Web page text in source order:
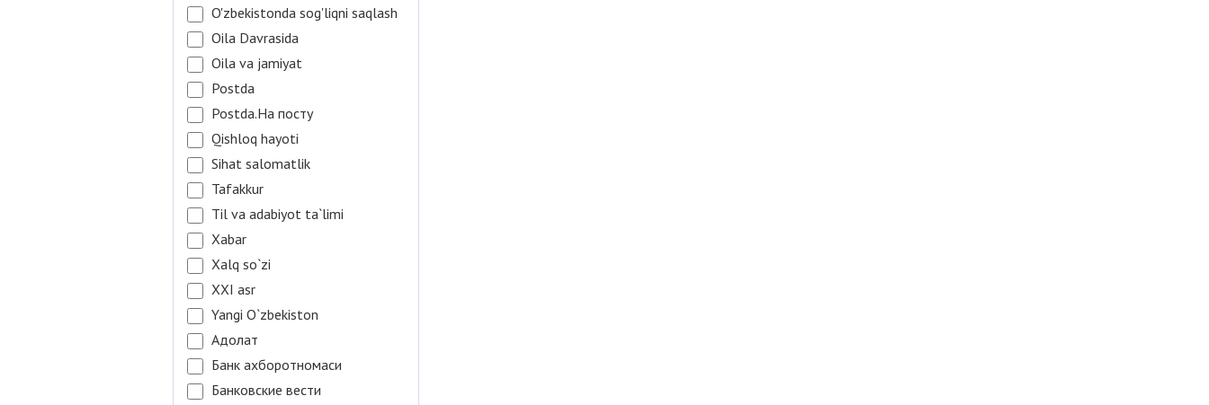
O'zbekistonda sog'liqni saqlash
Oila Davrasida
Oila va jamiyat
Postda
Postda.На посту
Qishloq hayoti
Sihat salomatlik
Tafakkur
Til va adabiyot ta`limi
Xabar
Xalq so`zi
XXI asr
Yangi O`zbekiston
Адолат
Банк ахборотномаси
Банковские вести